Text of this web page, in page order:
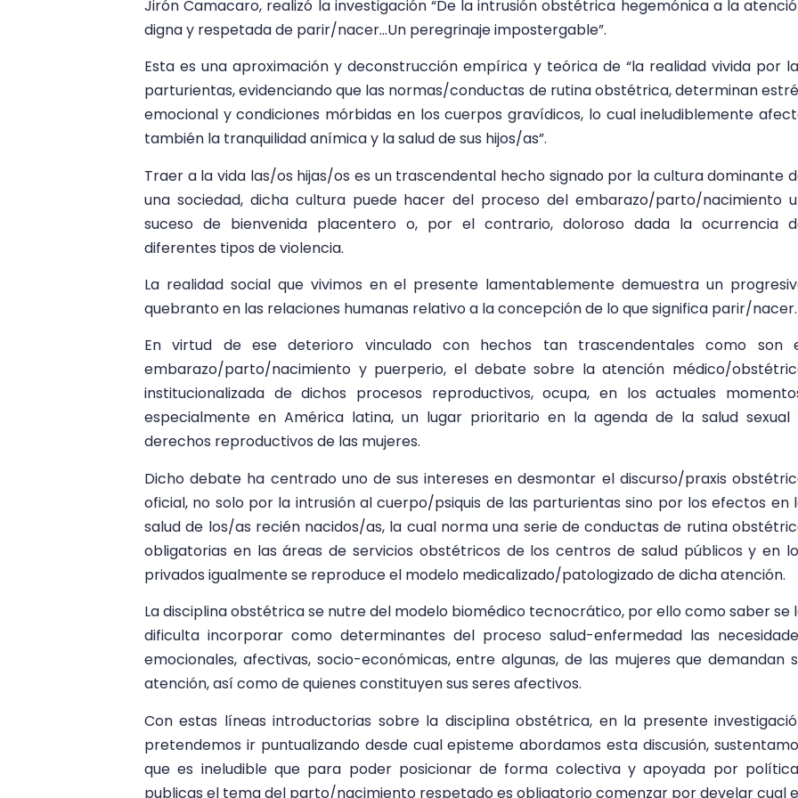
Jirón Camacaro, realizó la investigación “De la intrusión obstétrica hegemónica a la
digna y respetada de parir/nacer…Un peregrinaje impostergable”.
Esta es una aproximación y deconstrucción empírica y teórica de “la realidad vivida por
parturientas, evidenciando que las normas/conductas de rutina obstétrica, determinan
emocional y condiciones mórbidas en los cuerpos gravídicos, lo cual ineludiblemente
también la tranquilidad anímica y la salud de sus hijos/as”.
Traer a la vida las/os hijas/os es un trascendental hecho signado por la cultura dominante
una sociedad, dicha cultura puede hacer del proceso del embarazo/parto/nacimiento
suceso de bienvenida placentero o, por el contrario, doloroso dada la ocurrencia
diferentes tipos de violencia.
La realidad social que vivimos en el presente lamentablemente demuestra un
quebranto en las relaciones humanas relativo a la concepción de lo que significa parir/nacer.
En virtud de ese deterioro vinculado con hechos tan trascendentales como son
embarazo/parto/nacimiento y puerperio, el debate sobre la atención médico/
institucionalizada de dichos procesos reproductivos, ocupa, en los actuales
especialmente en América latina, un lugar prioritario en la agenda de la salud sexual
derechos reproductivos de las mujeres.
Dicho debate ha centrado uno de sus intereses en desmontar el discurso/praxis
oficial, no solo por la intrusión al cuerpo/psiquis de las parturientas sino por los efectos en
salud de los/as recién nacidos/as, la cual norma una serie de conductas de rutina
obligatorias en las áreas de servicios obstétricos de los centros de salud públicos y en
privados igualmente se reproduce el modelo medicalizado/patologizado de dicha atención.
La disciplina obstétrica se nutre del modelo biomédico tecnocrático, por ello como saber se
dificulta incorporar como determinantes del proceso salud-enfermedad las
emocionales, afectivas, socio-económicas, entre algunas, de las mujeres que demandan
atención, así como de quienes constituyen sus seres afectivos.
Con estas líneas introductorias sobre la disciplina obstétrica, en la presente
pretendemos ir puntualizando desde cual episteme abordamos esta discusión,
que es ineludible que para poder posicionar de forma colectiva y apoyada por
publicas el tema del parto/nacimiento respetado es obligatorio comenzar por develar cual